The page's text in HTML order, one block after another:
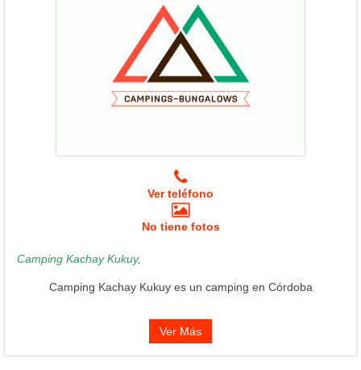
Ver teléfono
No tiene fotos
Camping Kachay Kukuy,
Camping Kachay Kukuy es un camping en Córdoba
Ver Más